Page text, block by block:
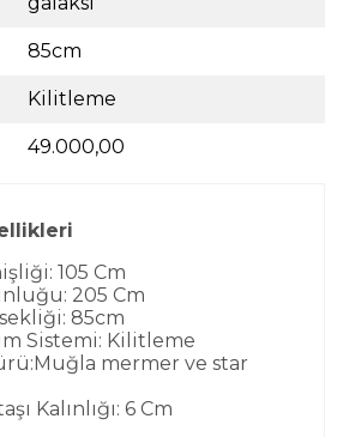
85cm
Kilitleme
49.000,00
105 Cm
205 Cm
85cm
Sistemi: Kilitleme
mermer ve star
Kalınlığı: 6 Cm